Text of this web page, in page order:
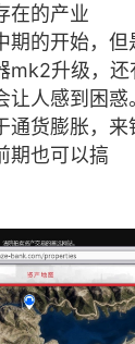
生 战地5
在的产业
期的开始，但
mk2升级，还
人感到困惑
货膨胀，来
期也可以搞